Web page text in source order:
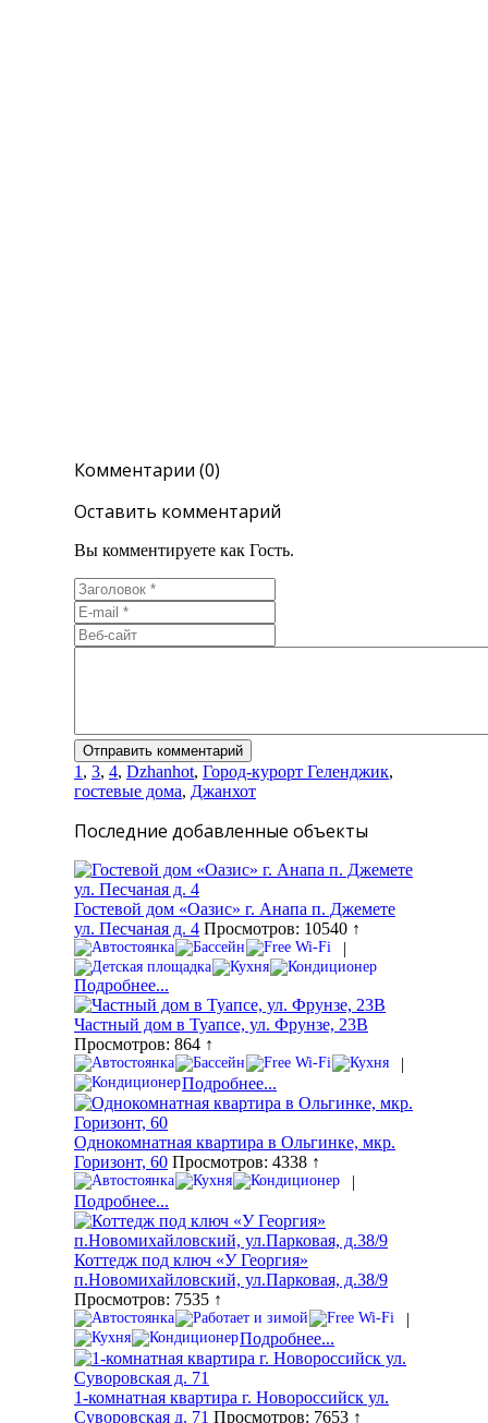
Комментарии (0)
Оставить комментарий
Вы комментируете как Гость.
1 , 3, 4, Dzhanhot, Город-курорт Геленджик,
гостевые дома, Джанхот
Последние добавленные объекты
Гостевой дом «Оазис» г. Анапа п. Джемете
ул. Песчаная д. 4 Просмотров: 10540 ↑
|
Подробнее...
Частный дом в Туапсе, ул. Фрунзе, 23В
Просмотров: 864 ↑
|
Подробнее...
Однокомнатная квартира в Ольгинке, мкр.
Горизонт, 60 Просмотров: 4338 ↑
|
Подробнее...
Коттедж под ключ «У Георгия»
п.Новомихайловский, ул.Парковая, д.38/9
Просмотров: 7535 ↑
|
Подробнее...
1-комнатная квартира г. Новороссийск ул.
Суворовская д. 71 Просмотров: 7653 ↑